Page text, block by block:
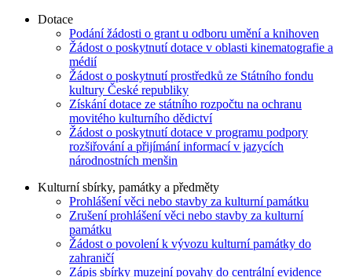
Dotace
Podání žádosti o grant u odboru umění a knihoven
Žádost o poskytnutí dotace v oblasti kinematografie a
médií
Žádost o poskytnutí prostředků ze Státního fondu
kultury České republiky
Získání dotace ze státního rozpočtu na ochranu
movitého kulturního dědictví
Žádost o poskytnutí dotace v programu podpory
rozšiřování a přijímání informací v jazycích
národnostních menšin
Kulturní sbírky, památky a předměty
Prohlášení věci nebo stavby za kulturní památku
Zrušení prohlášení věci nebo stavby za kulturní
památku
Žádost o povolení k vývozu kulturní památky do
zahraničí
Zápis sbírky muzejní povahy do centrální evidence